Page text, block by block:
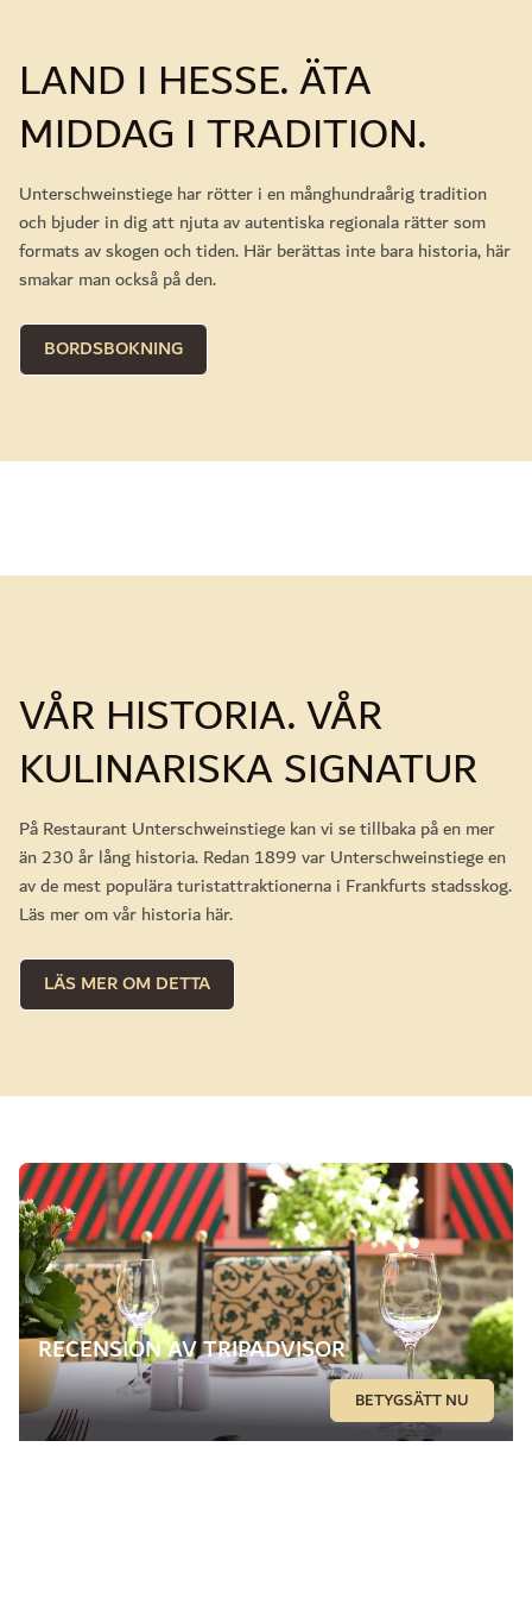
LAND I HESSE. ÄTA
MIDDAG I TRADITION.
Unterschweinstiege har rötter i en månghundraårig tradition
och bjuder in dig att njuta av autentiska regionala rätter som
formats av skogen och tiden. Här berättas inte bara historia, här
smakar man också på den.
BORDSBOKNING
VÅR HISTORIA. VÅR
KULINARISKA SIGNATUR
På Restaurant Unterschweinstiege kan vi se tillbaka på en mer
än 230 år lång historia. Redan 1899 var Unterschweinstiege en
av de mest populära turistattraktionerna i Frankfurts stadsskog.
Läs mer om vår historia här.
LÄS MER OM DETTA
RECENSION AV TRIPADVISOR
BETYGSÄTT NU